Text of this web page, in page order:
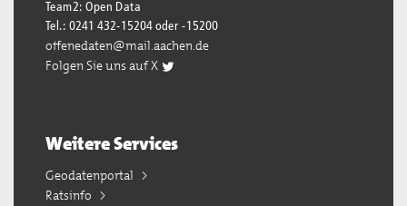
Team2: Open Data
Tel.: 0241 432-15204 oder -15200
offenedaten@mail.aachen.de
Folgen Sie uns auf X
Weitere Services
Geodatenportal
Ratsinfo